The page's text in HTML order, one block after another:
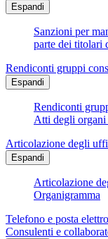
Espandi
Sanzioni per
parte dei titolari
Rendiconti gruppi
Espandi
Rendiconti
Atti degli
Articolazione degli
Espandi
Articolazione
Organigramma
Telefono e posta
Consulenti e